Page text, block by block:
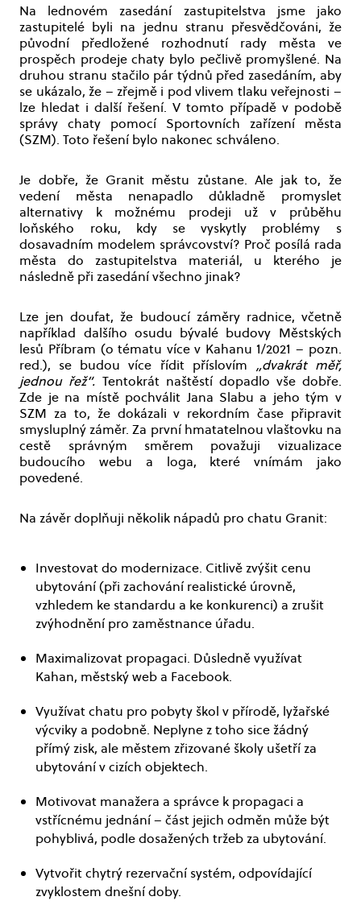
Na lednovém zasedání zastupitelstva jsme jako
zastupitelé byli na jednu stranu přesvědčováni, že
původní předložené rozhodnutí rady města ve
prospěch prodeje chaty bylo pečlivě promyšlené. Na
druhou stranu stačilo pár týdnů před zasedáním, aby
se ukázalo, že – zřejmě i pod vlivem tlaku veřejnosti –
lze hledat i další řešení. V tomto případě v podobě
správy chaty pomocí Sportovních zařízení města
(SZM). Toto řešení bylo nakonec schváleno.
Je dobře, že Granit městu zůstane. Ale jak to, že
vedení města nenapadlo důkladně promyslet
alternativy k možnému prodeji už v průběhu
loňského roku, kdy se vyskytly problémy s
dosavadním modelem správcovství? Proč posílá rada
města do zastupitelstva materiál, u kterého je
následně při zasedání všechno jinak?
Lze jen doufat, že budoucí záměry radnice, včetně
například dalšího osudu bývalé budovy Městských
lesů Příbram (o tématu více v Kahanu 1/2021 – pozn.
red.), se budou více řídit příslovím „dvakrát měř,
jednou řež“. Tentokrát naštěstí dopadlo vše dobře.
Zde je na místě pochválit Jana Slabu a jeho tým v
SZM za to, že dokázali v rekordním čase připravit
smysluplný záměr. Za první hmatatelnou vlaštovku na
cestě správným směrem považuji vizualizace
budoucího webu a loga, které vnímám jako
povedené.
Na závěr doplňuji několik nápadů pro chatu Granit:
Investovat do modernizace. Citlivě zvýšit cenu
ubytování (při zachování realistické úrovně,
vzhledem ke standardu a ke konkurenci) a zrušit
zvýhodnění pro zaměstnance úřadu.
Maximalizovat propagaci. Důsledně využívat
Kahan, městský web a Facebook.
Využívat chatu pro pobyty škol v přírodě, lyžařské
výcviky a podobně. Neplyne z toho sice žádný
přímý zisk, ale městem zřizované školy ušetří za
ubytování v cizích objektech.
Motivovat manažera a správce k propagaci a
vstřícnému jednání – část jejich odměn může být
pohyblivá, podle dosažených tržeb za ubytování.
Vytvořit chytrý rezervační systém, odpovídající
zvyklostem dnešní doby.